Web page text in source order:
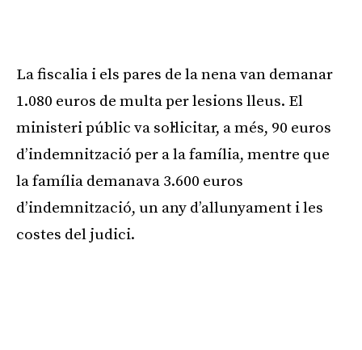
La fiscalia i els pares de la nena van demanar
1.080 euros de multa per lesions lleus. El
ministeri públic va sol·licitar, a més, 90 euros
d’indemnització per a la família, mentre que
la família demanava 3.600 euros
d’indemnització, un any d’allunyament i les
costes del judici.